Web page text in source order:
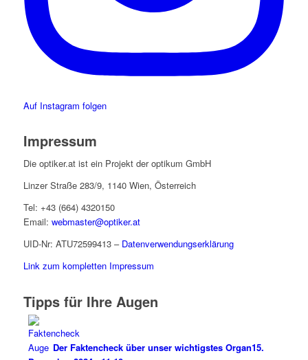
Auf Instagram folgen
Impressum
Die optiker.at ist ein Projekt der optikum GmbH
Linzer Straße 283/9, 1140 Wien, Österreich
Tel: +43 (664) 4320150
Email: webmaster@optiker.at
UID-Nr: ATU72599413 – Datenverwendungserklärung
Link zum kompletten Impressum
Tipps für Ihre Augen
Der Faktencheck über unser wichtigstes Organ15.